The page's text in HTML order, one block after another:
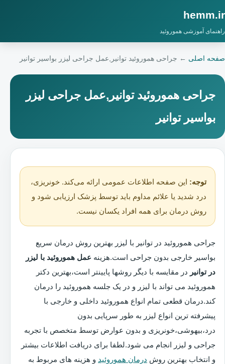
hemm.ir
راهنمای آموزشی هموروئید
صفحه اصلی ← جراحی هموروئید توانیر,عمل جراحی لیزر بواسیر توانیر
جراحی هموروئید توانیر,عمل جراحی لیزر
بواسیر توانیر
توجه: این صفحه اطلاعات عمومی ارائه می‌کند. خونریزی،
درد شدید یا علائم مداوم باید توسط پزشک ارزیابی شود و
روش درمان برای همه افراد یکسان نیست.
جراحی هموروئید در توانیر با لیزر بهترین روش درمان سریع
بواسیر خارجی بدون جراحی است.هزینه عمل هموروئید با لیزر
در توانیر در مقایسه با دیگر روشها پایینتر است،بهترین دکتر
هموروئید می تواند با لیزر و در یک جلسه هموروئید را درمان
کند.درمان قطعی تمام انواع هموروئید داخلی و خارجی با
پیشرفته ترین انواع لیزر به طور سرپایی بدون
درد،بیهوشی،خونریزی و بدون عوارض توسط متخصص با تجربه
جراحی و لیزر انجام می شود.لطفا برای دریافت اطلاعات بیشتر
و انتخاب بهترین روش درمان هموروئید و هزینه های مربوط به